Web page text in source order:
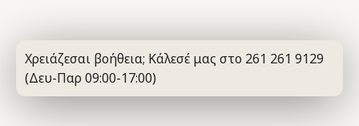
Χρειάζεσαι βοήθεια; Κάλεσέ μας στο 261 261 9129
(Δευ-Παρ 09:00-17:00)